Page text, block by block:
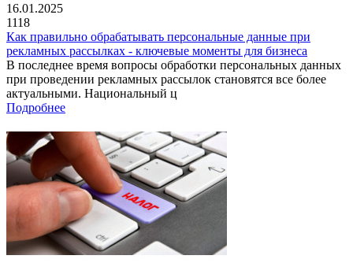
16.01.2025
1118
Как правильно обрабатывать персональные данные при
рекламных рассылках - ключевые моменты для бизнеса
В последнее время вопросы обработки персональных данных
при проведении рекламных рассылок становятся все более
актуальными. Национальный ц
Подробнее